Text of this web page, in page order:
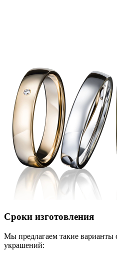
Сроки изготовления
Мы предлагаем такие варианты
украшений: